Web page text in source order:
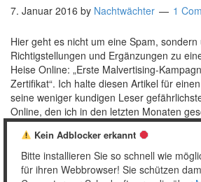
7. Januar 2016 by Nachtwächter 1
Hier geht es nicht um eine Spam,
Richtigstellungen und Ergänzungen zu
Heise Online: „Erste Malvertising-
Zertifikat“. Ich halte diesen Artikel für
seine weniger kundigen Leser
Online, den ich in den letzten Monaten
mir, …[Read more…]
Posted in:Ads,Allgemein ,Sonstiges
Online,Kommentar,Let's Encrypt,
Kein Adblocker erkannt
Bitte installieren Sie so schnell wie
für ihren Webbrowser! Sie schützen